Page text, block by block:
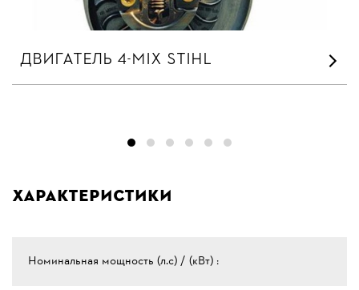
ДВИГАТЕЛЬ 4-MIX STIHL
Характеристики
Номинальная мощность (л.с) / (кВт) :